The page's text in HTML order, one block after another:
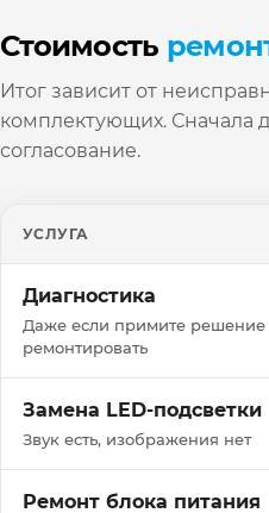
Стоимость
Итог зависит от
комплектующих. Сначала
согласование.
УСЛУГА
Диагностика
Даже если примите решение
ремонтировать
Замена LED-подсветки
Звук есть, изображения нет
Ремонт блока питания